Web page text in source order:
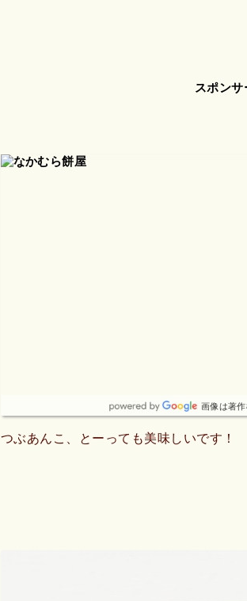
スポンサ
画像は著
つぶあんこ、とーっても美味しいです！